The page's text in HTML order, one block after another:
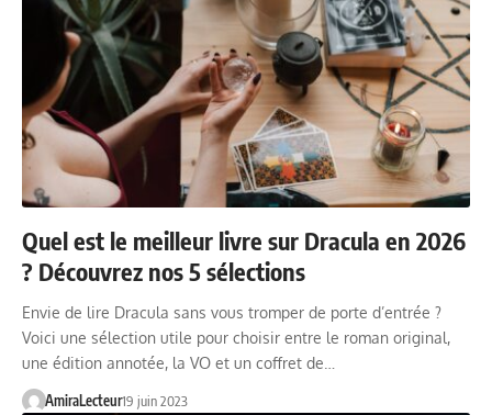
Quel est le meilleur livre sur Dracula en 2026
? Découvrez nos 5 sélections
Envie de lire Dracula sans vous tromper de porte d’entrée ?
Voici une sélection utile pour choisir entre le roman original,
une édition annotée, la VO et un coffret de…
AmiraLecteur19 juin 2023